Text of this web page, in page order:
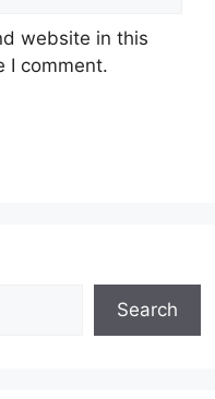
website in this
I comment.
Search